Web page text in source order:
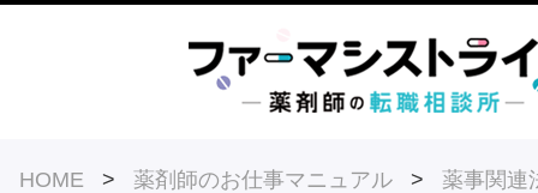
HOME > 薬剤師のお仕事マニュアル > 薬事関連